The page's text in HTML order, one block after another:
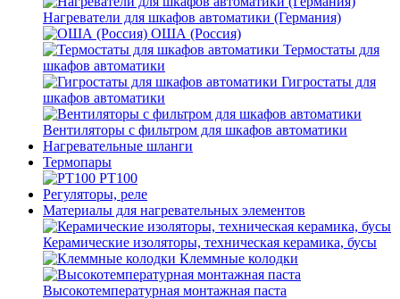
Нагреватели для шкафов автоматики (Германия)
ОША (Россия)
Термостаты для
шкафов автоматики
Гигростаты для
шкафов автоматики
Вентиляторы с фильтром для шкафов автоматики
Нагревательные шланги
Термопары
PT100
Регуляторы, реле
Материалы для нагревательных элементов
Керамические изоляторы, техническая керамика, бусы
Клеммные колодки
Высокотемпературная монтажная паста